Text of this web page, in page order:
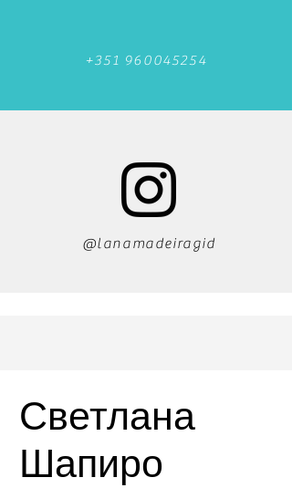
+351 960045254
@lanamadeiragid
Светлана
Шапиро